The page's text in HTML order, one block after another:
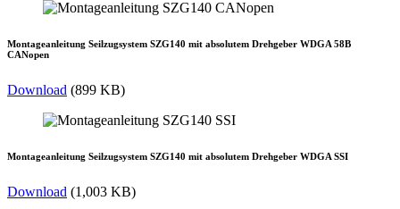
Montageanleitung Seilzugsystem SZG140 mit absolutem Drehgeber WDGA 58B
CANopen
Download (899 KB)
Montageanleitung Seilzugsystem SZG140 mit absolutem Drehgeber WDGA SSI
Download (1,003 KB)